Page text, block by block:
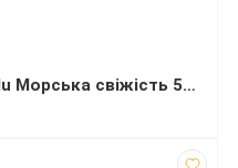
Порошок для чищення Lilu Морська свіжість 500 г